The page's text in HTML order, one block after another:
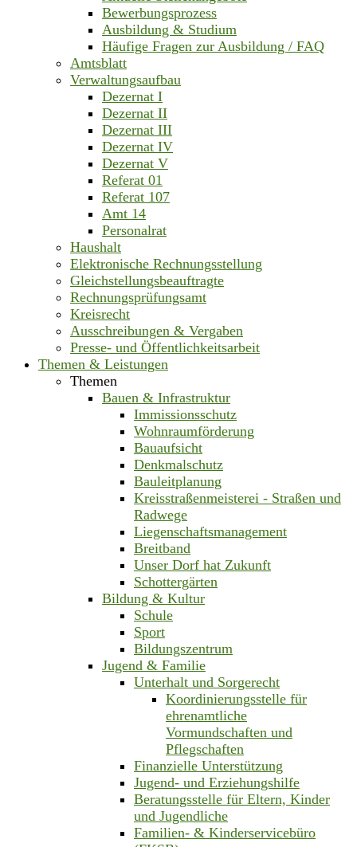
Bewerbungsprozess
Ausbildung & Studium
Häufige Fragen zur Ausbildung / FAQ
Amtsblatt
Verwaltungsaufbau
Dezernat I
Dezernat II
Dezernat III
Dezernat IV
Dezernat V
Referat 01
Referat 107
Amt 14
Personalrat
Haushalt
Elektronische Rechnungsstellung
Gleichstellungsbeauftragte
Rechnungsprüfungsamt
Kreisrecht
Ausschreibungen & Vergaben
Presse- und Öffentlichkeitsarbeit
Themen & Leistungen
Themen
Bauen & Infrastruktur
Immissionsschutz
Wohnraumförderung
Bauaufsicht
Denkmalschutz
Bauleitplanung
Kreisstraßenmeisterei - Straßen und
Radwege
Liegenschaftsmanagement
Breitband
Unser Dorf hat Zukunft
Schottergärten
Bildung & Kultur
Schule
Sport
Bildungszentrum
Jugend & Familie
Unterhalt und Sorgerecht
Koordinierungsstelle für
ehrenamtliche
Vormundschaften und
Pflegschaften
Finanzielle Unterstützung
Jugend- und Erziehungshilfe
Beratungsstelle für Eltern, Kinder
und Jugendliche
Familien- & Kinderservicebüro